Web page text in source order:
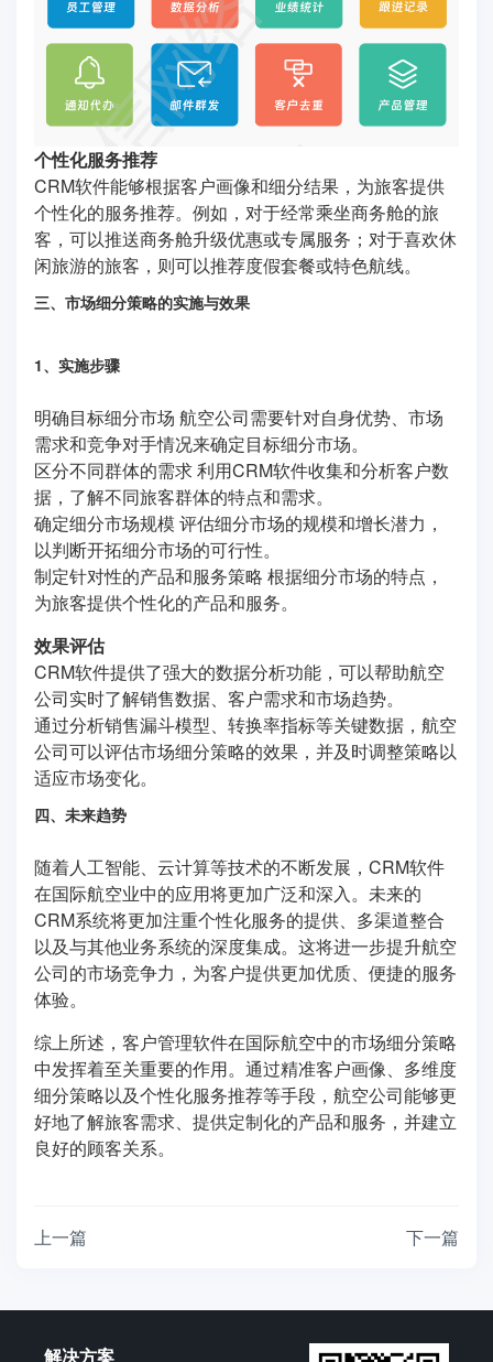
个性化服务推荐
CRM软件能够根据客户画像和细分结果，为旅客提供
个性化的服务推荐。例如，对于经常乘坐商务舱的旅
客，可以推送商务舱升级优惠或专属服务；对于喜欢休
闲旅游的旅客，则可以推荐度假套餐或特色航线。
三、市场细分策略的实施与效果
1、实施步骤
明确目标细分市场 航空公司需要针对自身优势、市场
需求和竞争对手情况来确定目标细分市场。
区分不同群体的需求 利用CRM软件收集和分析客户数
据，了解不同旅客群体的特点和需求。
确定细分市场规模 评估细分市场的规模和增长潜力，
以判断开拓细分市场的可行性。
制定针对性的产品和服务策略 根据细分市场的特点，
为旅客提供个性化的产品和服务。
效果评估
CRM软件提供了强大的数据分析功能，可以帮助航空
公司实时了解销售数据、客户需求和市场趋势。
通过分析销售漏斗模型、转换率指标等关键数据，航空
公司可以评估市场细分策略的效果，并及时调整策略以
适应市场变化。
四、未来趋势
随着人工智能、云计算等技术的不断发展，CRM软件
在国际航空业中的应用将更加广泛和深入。未来的
CRM系统将更加注重个性化服务的提供、多渠道整合
以及与其他业务系统的深度集成。这将进一步提升航空
公司的市场竞争力，为客户提供更加优质、便捷的服务
体验。
综上所述，客户管理软件在国际航空中的市场细分策略
中发挥着至关重要的作用。通过精准客户画像、多维度
细分策略以及个性化服务推荐等手段，航空公司能够更
好地了解旅客需求、提供定制化的产品和服务，并建立
良好的顾客关系。
上一篇 下一篇
解决方案